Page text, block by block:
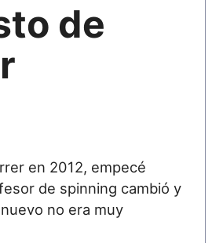
de
en 2012, empecé
de spinning cambió y
no era muy